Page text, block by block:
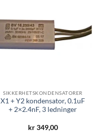
SIKKERHETSKONDENSATORER
X1 + Y2 kondensator, 0.1uF
+ 2×2.4nF, 3 ledninger
kr349,00